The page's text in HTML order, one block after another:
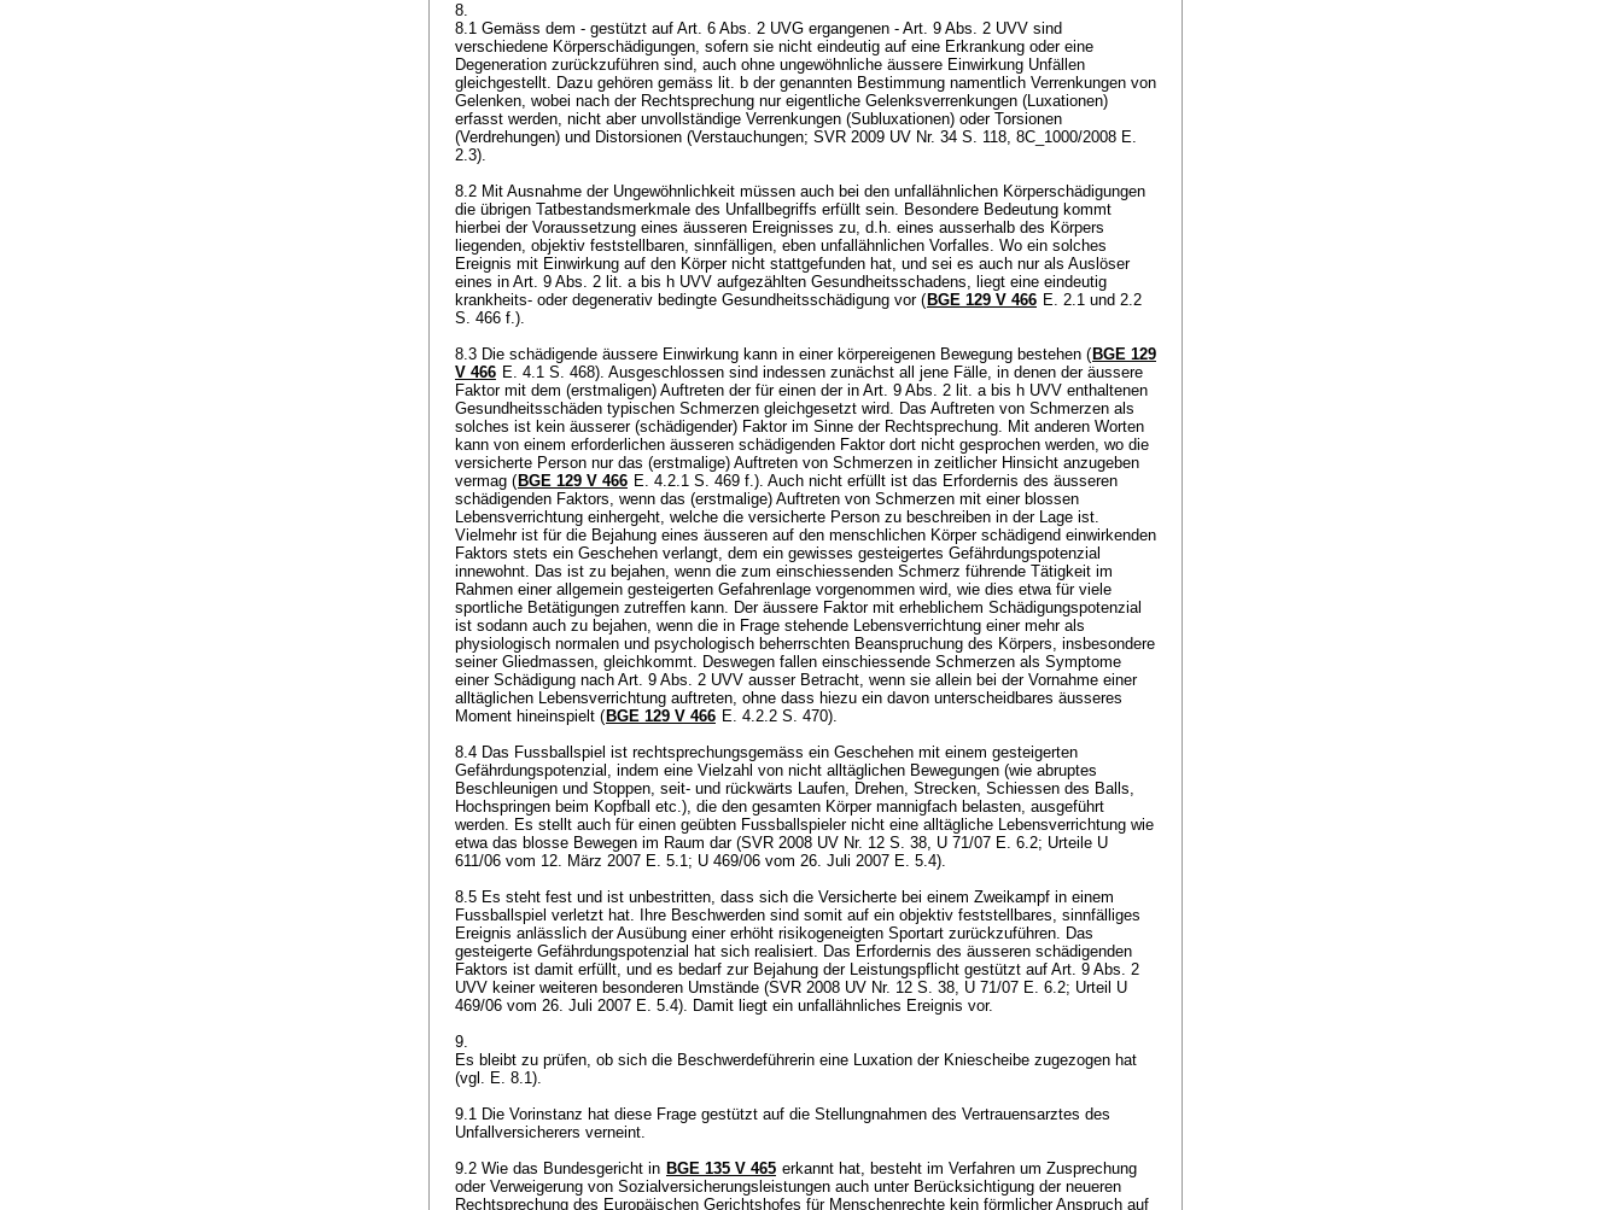
8.
8.1 Gemäss dem - gestützt auf Art. 6 Abs. 2 UVG ergangenen - Art. 9 Abs. 2 UVV sind
verschiedene Körperschädigungen, sofern sie nicht eindeutig auf eine Erkrankung oder eine
Degeneration zurückzuführen sind, auch ohne ungewöhnliche äussere Einwirkung Unfällen
gleichgestellt. Dazu gehören gemäss lit. b der genannten Bestimmung namentlich Verrenkungen von
Gelenken, wobei nach der Rechtsprechung nur eigentliche Gelenksverrenkungen (Luxationen)
erfasst werden, nicht aber unvollständige Verrenkungen (Subluxationen) oder Torsionen
(Verdrehungen) und Distorsionen (Verstauchungen; SVR 2009 UV Nr. 34 S. 118, 8C_1000/2008 E.
2.3).
8.2 Mit Ausnahme der Ungewöhnlichkeit müssen auch bei den unfallähnlichen Körperschädigungen
die übrigen Tatbestandsmerkmale des Unfallbegriffs erfüllt sein. Besondere Bedeutung kommt
hierbei der Voraussetzung eines äusseren Ereignisses zu, d.h. eines ausserhalb des Körpers
liegenden, objektiv feststellbaren, sinnfälligen, eben unfallähnlichen Vorfalles. Wo ein solches
Ereignis mit Einwirkung auf den Körper nicht stattgefunden hat, und sei es auch nur als Auslöser
eines in Art. 9 Abs. 2 lit. a bis h UVV aufgezählten Gesundheitsschadens, liegt eine eindeutig
krankheits- oder degenerativ bedingte Gesundheitsschädigung vor ( BGE 129 V 466 E. 2.1 und 2.2
S. 466 f.).
8.3 Die schädigende äussere Einwirkung kann in einer körpereigenen Bewegung bestehen ( BGE 129
V 466 E. 4.1 S. 468). Ausgeschlossen sind indessen zunächst all jene Fälle, in denen der äussere
Faktor mit dem (erstmaligen) Auftreten der für einen der in Art. 9 Abs. 2 lit. a bis h UVV enthaltenen
Gesundheitsschäden typischen Schmerzen gleichgesetzt wird. Das Auftreten von Schmerzen als
solches ist kein äusserer (schädigender) Faktor im Sinne der Rechtsprechung. Mit anderen Worten
kann von einem erforderlichen äusseren schädigenden Faktor dort nicht gesprochen werden, wo die
versicherte Person nur das (erstmalige) Auftreten von Schmerzen in zeitlicher Hinsicht anzugeben
vermag ( BGE 129 V 466 E. 4.2.1 S. 469 f.). Auch nicht erfüllt ist das Erfordernis des äusseren
schädigenden Faktors, wenn das (erstmalige) Auftreten von Schmerzen mit einer blossen
Lebensverrichtung einhergeht, welche die versicherte Person zu beschreiben in der Lage ist.
Vielmehr ist für die Bejahung eines äusseren auf den menschlichen Körper schädigend einwirkenden
Faktors stets ein Geschehen verlangt, dem ein gewisses gesteigertes Gefährdungspotenzial
innewohnt. Das ist zu bejahen, wenn die zum einschiessenden Schmerz führende Tätigkeit im
Rahmen einer allgemein gesteigerten Gefahrenlage vorgenommen wird, wie dies etwa für viele
sportliche Betätigungen zutreffen kann. Der äussere Faktor mit erheblichem Schädigungspotenzial
ist sodann auch zu bejahen, wenn die in Frage stehende Lebensverrichtung einer mehr als
physiologisch normalen und psychologisch beherrschten Beanspruchung des Körpers, insbesondere
seiner Gliedmassen, gleichkommt. Deswegen fallen einschiessende Schmerzen als Symptome
einer Schädigung nach Art. 9 Abs. 2 UVV ausser Betracht, wenn sie allein bei der Vornahme einer
alltäglichen Lebensverrichtung auftreten, ohne dass hiezu ein davon unterscheidbares äusseres
Moment hineinspielt ( BGE 129 V 466 E. 4.2.2 S. 470).
8.4 Das Fussballspiel ist rechtsprechungsgemäss ein Geschehen mit einem gesteigerten
Gefährdungspotenzial, indem eine Vielzahl von nicht alltäglichen Bewegungen (wie abruptes
Beschleunigen und Stoppen, seit- und rückwärts Laufen, Drehen, Strecken, Schiessen des Balls,
Hochspringen beim Kopfball etc.), die den gesamten Körper mannigfach belasten, ausgeführt
werden. Es stellt auch für einen geübten Fussballspieler nicht eine alltägliche Lebensverrichtung wie
etwa das blosse Bewegen im Raum dar (SVR 2008 UV Nr. 12 S. 38, U 71/07 E. 6.2; Urteile U
611/06 vom 12. März 2007 E. 5.1; U 469/06 vom 26. Juli 2007 E. 5.4).
8.5 Es steht fest und ist unbestritten, dass sich die Versicherte bei einem Zweikampf in einem
Fussballspiel verletzt hat. Ihre Beschwerden sind somit auf ein objektiv feststellbares, sinnfälliges
Ereignis anlässlich der Ausübung einer erhöht risikogeneigten Sportart zurückzuführen. Das
gesteigerte Gefährdungspotenzial hat sich realisiert. Das Erfordernis des äusseren schädigenden
Faktors ist damit erfüllt, und es bedarf zur Bejahung der Leistungspflicht gestützt auf Art. 9 Abs. 2
UVV keiner weiteren besonderen Umstände (SVR 2008 UV Nr. 12 S. 38, U 71/07 E. 6.2; Urteil U
469/06 vom 26. Juli 2007 E. 5.4). Damit liegt ein unfallähnliches Ereignis vor.
9.
Es bleibt zu prüfen, ob sich die Beschwerdeführerin eine Luxation der Kniescheibe zugezogen hat
(vgl. E. 8.1).
9.1 Die Vorinstanz hat diese Frage gestützt auf die Stellungnahmen des Vertrauensarztes des
Unfallversicherers verneint.
9.2 Wie das Bundesgericht in BGE 135 V 465 erkannt hat, besteht im Verfahren um Zusprechung
oder Verweigerung von Sozialversicherungsleistungen auch unter Berücksichtigung der neueren
Rechtsprechung des Europäischen Gerichtshofes für Menschenrechte kein förmlicher Anspruch auf